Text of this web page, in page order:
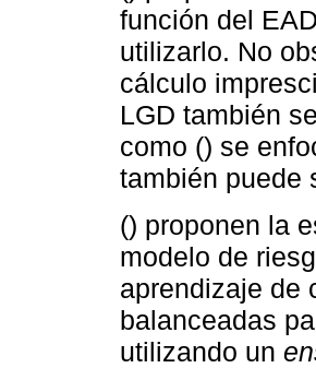
función del
utilizarlo. No
cálculo
LGD también
como () se
también puede
() proponen la
modelo de
aprendizaje de
balanceadas
utilizando un